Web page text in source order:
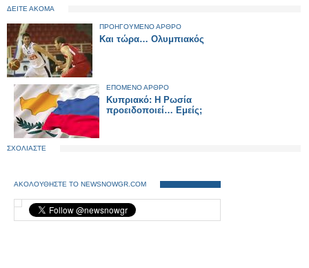
ΔΕΙΤΕ ΑΚΟΜΑ
ΠΡΟΗΓΟΥΜΕΝΟ ΑΡΘΡΟ
Και τώρα… Ολυμπιακός
ΕΠΟΜΕΝΟ ΑΡΘΡΟ
Κυπριακό: Η Ρωσία
προειδοποιεί… Εμείς;
ΣΧΟΛΙΑΣΤΕ
ΑΚΟΛΟΥΘΗΣΤΕ ΤΟ NEWSNOWGR.COM